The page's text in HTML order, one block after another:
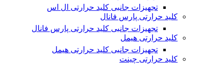
تجهیزات جانبی کلید حرارتی ال اس
کلید حرارتی پارس فانال
تجهیزات جانبی کلید حرارتی پارس فانال
کلید حرارتی هیمل
تجهیزات جانبی کلید حرارتی هیمل
کلید حرارتی چینت